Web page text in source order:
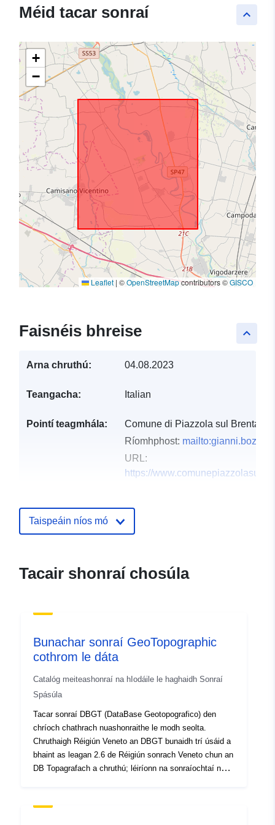
keyboard_arrow_up
Méid tacar sonraí
+
−
Leaflet | ©OpenStreetMapcontributors ©GISCO
keyboard_arrow_up
Faisnéis bhreise
Arna chruthú: 04.08.2023
Teangacha: Italian
Pointí teagmhála:
Comune di Piazzola sul Brenta
Ríomhphost:
URL:
https://
August 2023
Nuashonraithe ar data.europa.eu:
45.4917 ], [ 11.7143,
Clóscríobh:
Polygon
GeoTopografico) del
territorio comunale è parte
del lotto...
Taispeáin níos mó
Tacair shonraí chosúla
Bunachar sonraí GeoTopographic
cothrom le dáta
Catalóg meiteashonraí na hIodáile le haghaidh Sonraí
Spásúla
Tacar sonraí DBGT (DataBase Geotopografico) den
chríoch chathrach nuashonraithe le modh seolta.
Chruthaigh Réigiún Veneto an DBGT bunaidh trí úsáid a
bhaint as leagan 2.6 de Réigiún sonrach Veneto chun an
DB Topagrafach a chruthú; léiríonn na sonraíochtaí na